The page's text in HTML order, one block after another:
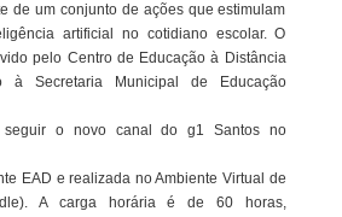
de um conjunto de ações que estimulam
artificial no cotidiano escolar. O
pelo Centro de Educação à Distância
à Secretaria Municipal de Educação
o novo canal do g1 Santos no
EAD e realizada no Ambiente Virtual de
A carga horária é de 60 horas,